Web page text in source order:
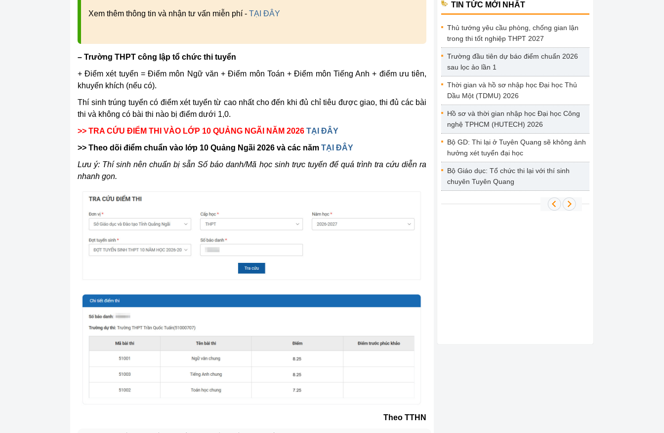
Xem thêm thông tin và nhận tư vấn miễn phí - TẠI ĐÂY
– Trường THPT công lập tổ chức thi tuyển
+ Điểm xét tuyển = Điểm môn Ngữ văn + Điểm môn Toán + Điểm môn Tiếng Anh + điểm ưu tiên,
khuyến khích (nếu có).
Thí sinh trúng tuyển có điểm xét tuyển từ cao nhất cho đến khi đủ chỉ tiêu được giao, thi đủ các bài
thi và không có bài thi nào bị điểm dưới 1,0.
>> TRA CỨU ĐIỂM THI VÀO LỚP 10 QUẢNG NGÃI NĂM 2026 TẠI ĐÂY
>> Theo dõi điểm chuẩn vào lớp 10 Quảng Ngãi 2026 và các năm TẠI ĐÂY
Lưu ý: Thí sinh nên chuẩn bị sẵn Số báo danh/Mã học sinh trực tuyến để quá trình tra cứu diễn ra
nhanh gọn.
Theo TTHN
TIN TỨC MỚI NHẤT
Thủ tướng yêu cầu phòng, chống gian lận
trong thi tốt nghiệp THPT 2027
Trường đầu tiên dự báo điểm chuẩn 2026
sau lọc ảo lần 1
Thời gian và hồ sơ nhập học Đại học Thủ
Dầu Một (TDMU) 2026
Hồ sơ và thời gian nhập học Đại học Công
nghệ TPHCM (HUTECH) 2026
Bộ GD: Thi lại ở Tuyên Quang sẽ không ảnh
hưởng xét tuyển đại học
Bộ Giáo dục: Tổ chức thi lại với thí sinh
chuyên Tuyên Quang